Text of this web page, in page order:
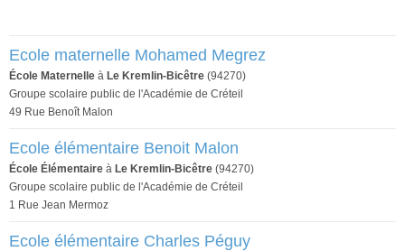
Ecole maternelle Mohamed Megrez
École Maternelle à Le Kremlin-Bicêtre (94270)
Groupe scolaire public de l'Académie de Créteil
49 Rue Benoît Malon
Ecole élémentaire Benoit Malon
École Élémentaire à Le Kremlin-Bicêtre (94270)
Groupe scolaire public de l'Académie de Créteil
1 Rue Jean Mermoz
Ecole élémentaire Charles Péguy